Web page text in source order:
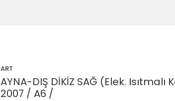
ART
AYNA-DIŞ DİKİZ SAĞ (Elek. Isıtmalı
2007 / A6 /